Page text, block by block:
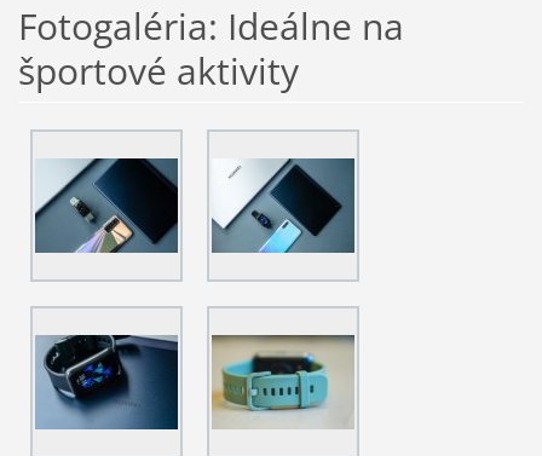
Fotogaléria: Ideálne na
športové aktivity